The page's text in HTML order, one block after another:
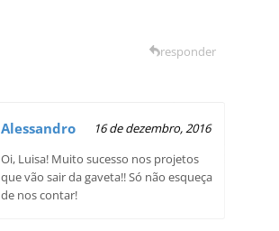
Alessandro
16 de dezembro, 2016
Oi, Luisa! Muito sucesso nos projetos
que vão sair da gaveta!! Só não esqueça
de nos contar!
responder